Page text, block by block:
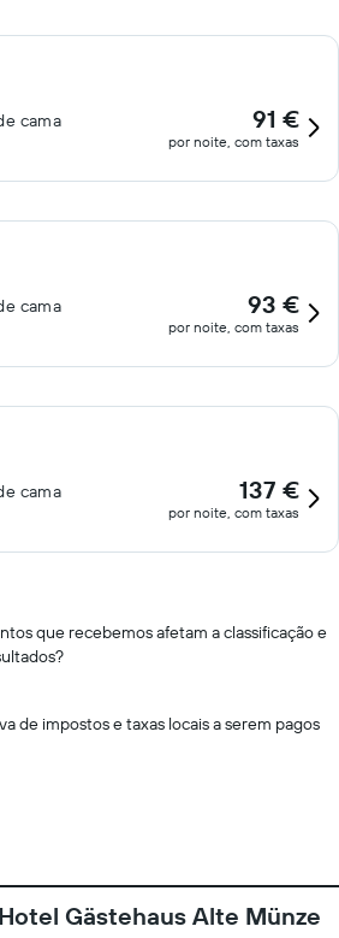
cama
91 €
por noite, com taxas
cama
93 €
por noite, com taxas
cama
137 €
por noite, com taxas
que recebemos afetam a classificação e
de impostos e taxas locais a serem pagos
Gästehaus Alte Münze